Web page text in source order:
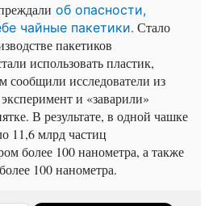
об опасности,
чайные пакетики. Стало
пакетиков
использовать пластик,
сообщили исследователи из
и «заварили»
В результате, в одной чашке
11,6 млрд частиц
более 100 нанометра, а также
100 нанометра.